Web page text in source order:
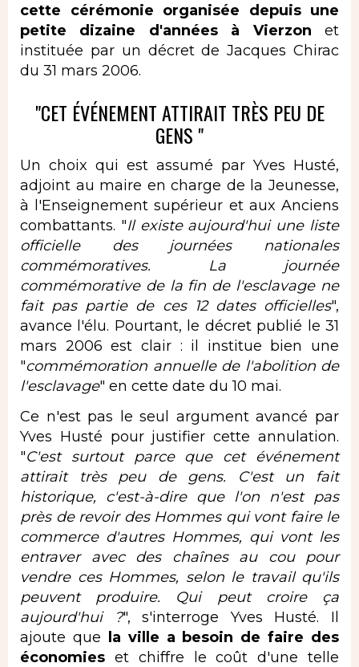
cette cérémonie organisée depuis une
petite dizaine d'années à Vierzon et
instituée par un décret de Jacques Chirac
du 31 mars 2006.
"CET ÉVÉNEMENT ATTIRAIT TRÈS PEU DE
GENS "
Un choix qui est assumé par Yves Husté,
adjoint au maire en charge de la Jeunesse,
à l'Enseignement supérieur et aux Anciens
combattants. "Il existe aujourd'hui une liste
officielle des journées nationales
commémoratives. La journée
commémorative de la fin de l'esclavage ne
fait pas partie de ces 12 dates officielles",
avance l'élu. Pourtant, le décret publié le 31
mars 2006 est clair : il institue bien une
"commémoration annuelle de l'abolition de
l'esclavage" en cette date du 10 mai.
Ce n'est pas le seul argument avancé par
Yves Husté pour justifier cette annulation.
"C'est surtout parce que cet événement
attirait très peu de gens. C'est un fait
historique, c'est-à-dire que l'on n'est pas
près de revoir des Hommes qui vont faire le
commerce d'autres Hommes, qui vont les
entraver avec des chaînes au cou pour
vendre ces Hommes, selon le travail qu'ils
peuvent produire. Qui peut croire ça
aujourd'hui ?", s'interroge Yves Husté. Il
ajoute que
la ville a besoin de faire des
économies et chiffre le coût d'une telle